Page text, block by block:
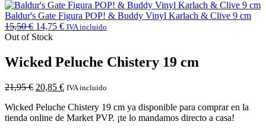
Baldur's Gate Figura POP! & Buddy Vinyl Karlach & Clive 9 cm
15,50€ 14,75 € IVA incluido
Out of Stock
Wicked Peluche Chistery 19 cm
21,95€ 20,85 € IVA incluido
Wicked Peluche Chistery 19 cm ya disponible para comprar en la
tienda online de Market PVP. ¡te lo mandamos directo a casa!